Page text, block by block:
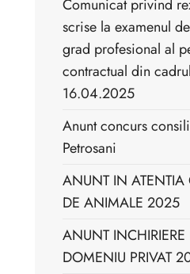
Comunicat privind
scrise la examenul
grad profesional al
contractual din
16.04.2025
Anunt concurs
Petrosani
ANUNT IN ATENTIA
DE ANIMALE 2025
ANUNT INCHIRIERE
DOMENIU PRIVAT